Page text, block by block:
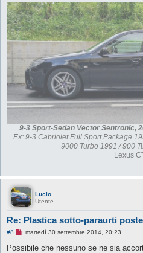
d
a
l
e
g
g
e
9-3 Sport-Sedan Vector Sentronic,
Ex: 9-3 Cabriolet Full Sport Package
9000 Turbo 1991 / 900
+ Lexus
Lucio
Utente
Re: Plastica sotto-paraurti
#8
M
s
martedì 30 settembre 2014, 20:23
Possibile che nessuno se ne sia